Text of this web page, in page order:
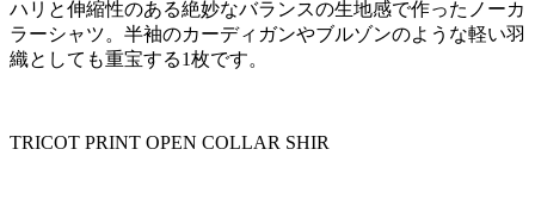
ハリと伸縮性のある絶妙なバランスの生地感で作ったノーカ
ラーシャツ。半袖のカーディガンやブルゾンのような軽い羽
織としても重宝する1枚です。
TRICOT PRINT OPEN COLLAR SHIR